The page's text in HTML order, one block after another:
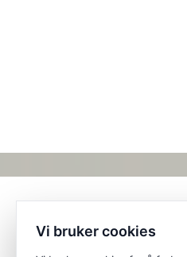
Vi bruker cookies